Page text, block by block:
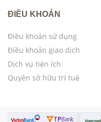
ĐIỀU KHOẢN
Điều khoản sử dụng
Điều khoản giao dịch
Dịch vụ tiện ích
Quyền sở hữu trí tuệ